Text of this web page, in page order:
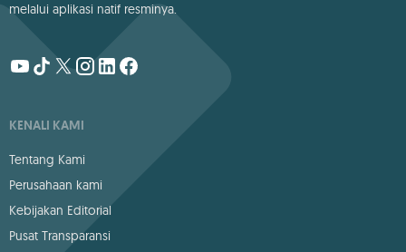
melalui aplikasi natif resminya.
KENALI KAMI
Tentang Kami
Perusahaan kami
Kebijakan Editorial
Pusat Transparansi